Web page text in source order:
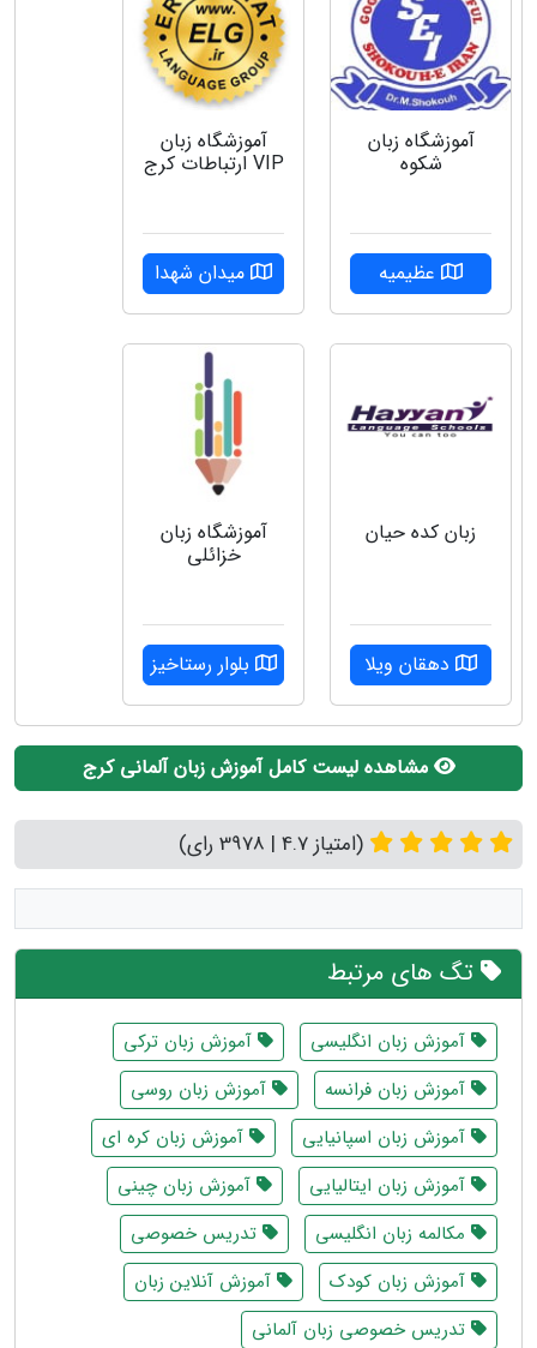
آموزشگاه زبان
شکوه
عظیمیه
آموزشگاه زبان
VIP ارتباطات کرج
میدان شهدا
زبان کده حیان
دهقان ویلا
آموزشگاه زبان
خزائلی
بلوار رستاخیز
مشاهده لیست کامل آموزش زبان آلمانی کرج
(امتیاز 4.7 | 3978 رای)
تگ های مرتبط
آموزش زبان انگلیسی
آموزش زبان ترکی
آموزش زبان فرانسه
آموزش زبان روسی
آموزش زبان اسپانیایی
آموزش زبان کره ای
آموزش زبان ایتالیایی
آموزش زبان چینی
مکالمه زبان انگلیسی
تدریس خصوصی
آموزش زبان کودک
آموزش آنلاین زبان
تدریس خصوصی زبان آلمانی